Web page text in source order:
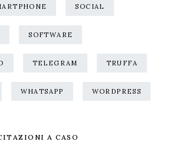
SOCIAL
SOFTWARE
TELEGRAM TRUFFA
WHATSAPP WORDPRESS
A CASO